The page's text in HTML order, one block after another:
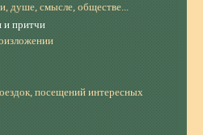
душе, смысле, обществе...
и притчи
посещений интересных